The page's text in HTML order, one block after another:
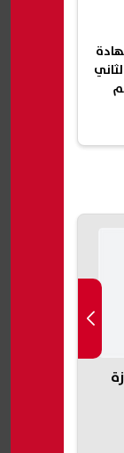
الثاني